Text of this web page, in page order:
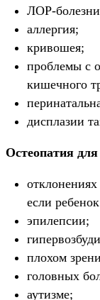
ЛОР-
аллергия;
кривошея;
проблемы с
кишечного
дисплазии
Остеопатия
если
эпилепсии;
плохом
головных
аутизме;